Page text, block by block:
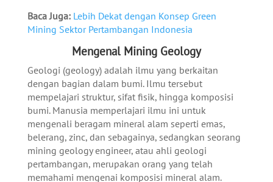
Baca Juga: Lebih Dekat dengan Konsep Green
Mining Sektor Pertambangan Indonesia
Mengenal Mining Geology
Geologi (geology) adalah ilmu yang berkaitan
dengan bagian dalam bumi. Ilmu tersebut
mempelajari struktur, sifat fisik, hingga komposisi
bumi. Manusia memperlajari ilmu ini untuk
mengenali beragam mineral alam seperti emas,
belerang, zinc, dan sebagainya, sedangkan seorang
mining geology engineer, atau ahli geologi
pertambangan, merupakan orang yang telah
memahami mengenai komposisi mineral alam.